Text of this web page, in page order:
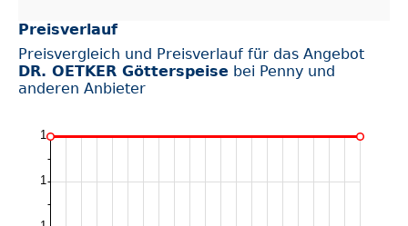
Preisverlauf
Preisvergleich und Preisverlauf für das Angebot
DR. OETKER Götterspeise bei Penny und
anderen Anbieter